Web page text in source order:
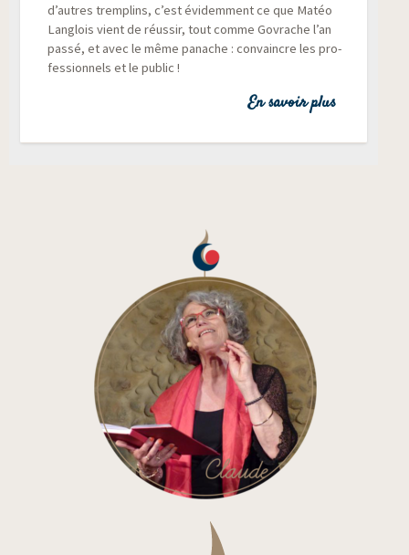
d’autres trem­plins, c’est évi­dem­ment ce que Matéo
Lan­glois vient de réus­sir, tout comme Govrache l’an
pas­sé, et avec le même panache : convaincre les pro­
fes­sion­nels et le public !
En savoir plus